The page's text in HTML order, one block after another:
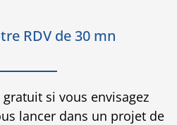
RDV de 30 mn
gratuit si vous envisagez
lancer dans un projet de